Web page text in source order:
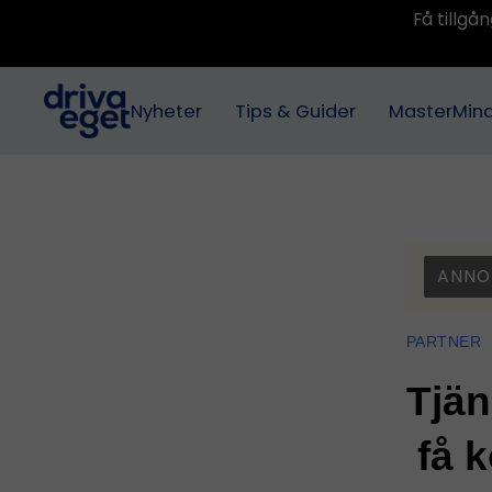
Få
Nyheter Tips & Guider
PARTNER
få